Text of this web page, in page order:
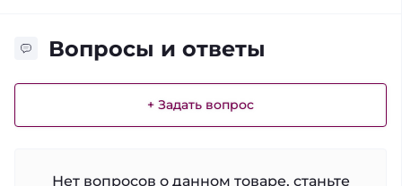
Вопросы и ответы
+ Задать вопрос
Нет вопросов о данном товаре, станьте